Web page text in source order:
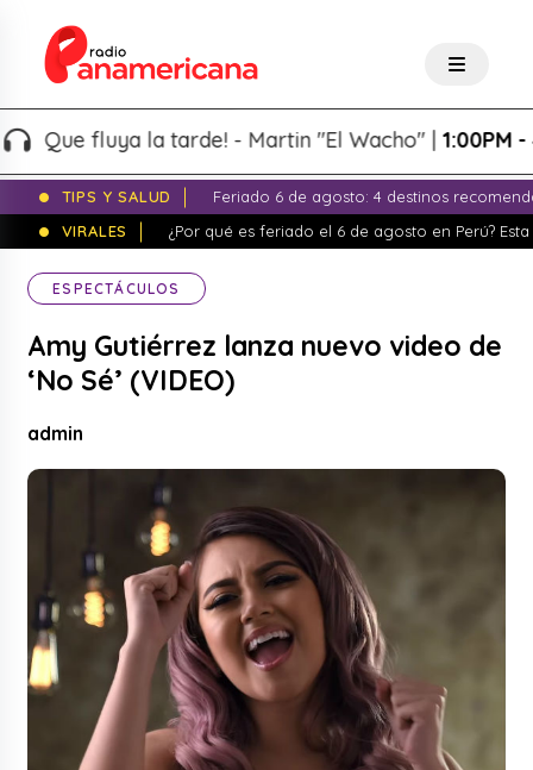
fluya la tarde! - Martin "El Wacho" |1:00PM -
TIPS Y SALUD
Feriado 6 de agosto: 4 destinos
VIRALES
¿Por qué es feriado el 6 de agosto en Perú?
ESPECTÁCULOS
Amy Gutiérrez lanza nuevo video de
‘No Sé’ (VIDEO)
admin